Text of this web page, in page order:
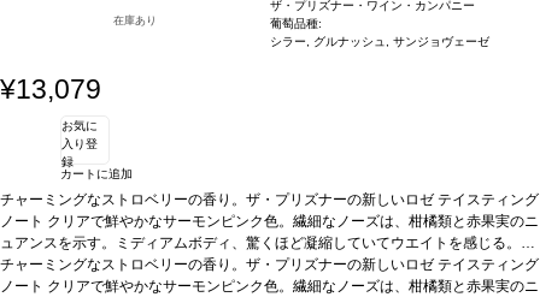
在庫あり
ザ・プリズナー・ワイン・カンパニー
葡萄品種:
シラー, グルナッシュ, サンジョヴェーゼ
¥13,079
お気に
入り登
録
カートに追加
チャーミングなストロベリーの香り。ザ・プリズナーの新しいロゼ テイスティング
ノート クリアで鮮やかなサーモンピンク色。繊細なノーズは、柑橘類と赤果実のニ
ュアンスを示す。ミディアムボディ、驚くほど凝縮していてウエイトを感じる。熟
した果実味のしっかりとした核を持ち、ほのかなストロベリーを含む、長い余韻の
後味が続く。合う料理ブッラータとトマトのサラダ、スパニッシュ・ガーリッ
チャーミングなストロベリーの香り。ザ・プリズナーの新しいロゼ テイスティング
ノート クリアで鮮やかなサーモンピンク色。繊細なノーズは、柑橘類と赤果実のニ